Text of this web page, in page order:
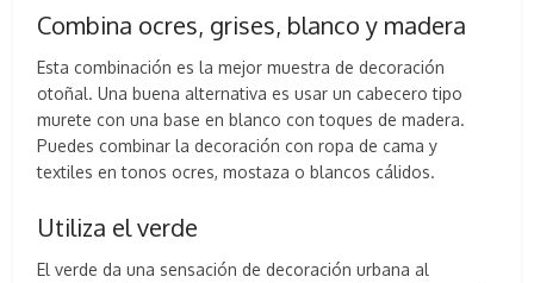
Combina ocres, grises, blanco y madera
Esta combinación es la mejor muestra de decoración
otoñal. Una buena alternativa es usar un cabecero tipo
murete con una base en blanco con toques de madera.
Puedes combinar la decoración con ropa de cama y
textiles en tonos ocres, mostaza o blancos cálidos.
Utiliza el verde
El verde da una sensación de decoración urbana al